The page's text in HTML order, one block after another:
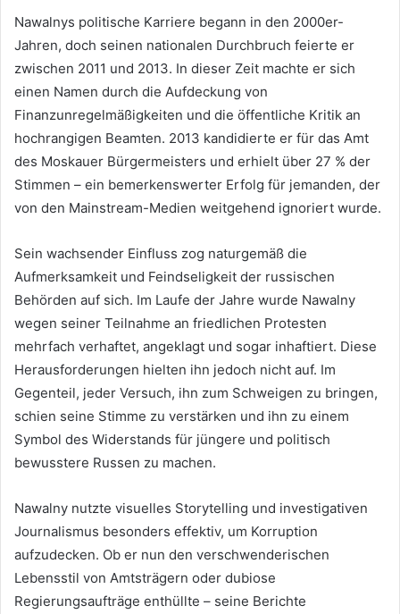
Nawalnys politische Karriere begann in den 2000er-
Jahren, doch seinen nationalen Durchbruch feierte er
zwischen 2011 und 2013. In dieser Zeit machte er sich
einen Namen durch die Aufdeckung von
Finanzunregelmäßigkeiten und die öffentliche Kritik an
hochrangigen Beamten. 2013 kandidierte er für das Amt
des Moskauer Bürgermeisters und erhielt über 27 % der
Stimmen – ein bemerkenswerter Erfolg für jemanden, der
von den Mainstream-Medien weitgehend ignoriert wurde.
Sein wachsender Einfluss zog naturgemäß die
Aufmerksamkeit und Feindseligkeit der russischen
Behörden auf sich. Im Laufe der Jahre wurde Nawalny
wegen seiner Teilnahme an friedlichen Protesten
mehrfach verhaftet, angeklagt und sogar inhaftiert. Diese
Herausforderungen hielten ihn jedoch nicht auf. Im
Gegenteil, jeder Versuch, ihn zum Schweigen zu bringen,
schien seine Stimme zu verstärken und ihn zu einem
Symbol des Widerstands für jüngere und politisch
bewusstere Russen zu machen.
Nawalny nutzte visuelles Storytelling und investigativen
Journalismus besonders effektiv, um Korruption
aufzudecken. Ob er nun den verschwenderischen
Lebensstil von Amtsträgern oder dubiose
Regierungsaufträge enthüllte – seine Berichte